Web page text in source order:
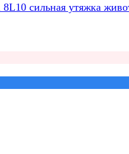
сильная утяжка